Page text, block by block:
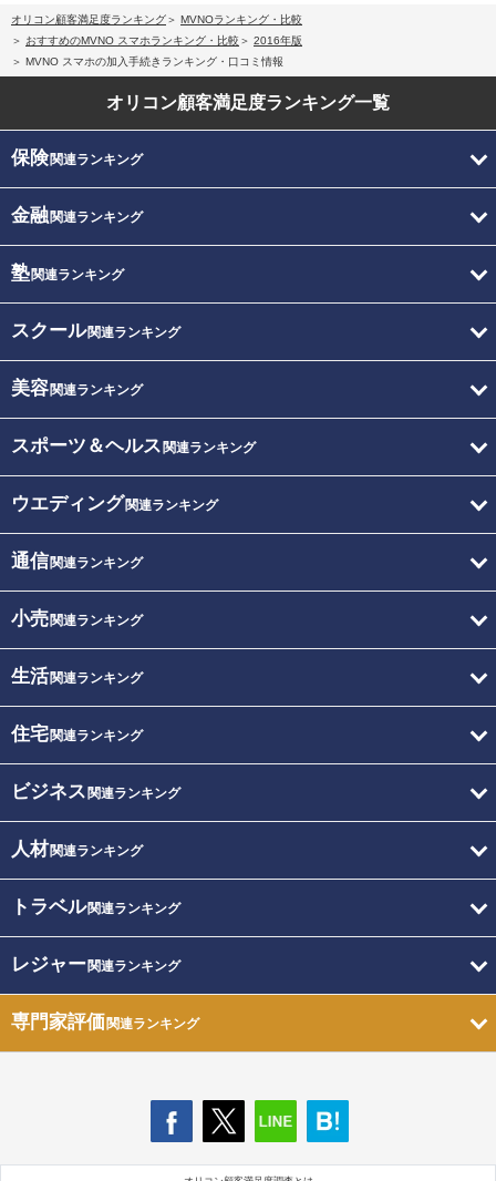
オリコン顧客満足度ランキング
MVNOランキング・比較
おすすめのMVNO スマホランキング・比較
2016年版
MVNO スマホの加入手続きランキング・口コミ情報
オリコン顧客満足度ランキング一覧
保険関連ランキング
金融関連ランキング
塾関連ランキング
スクール関連ランキング
美容関連ランキング
スポーツ＆ヘルス 関連ランキング
ウエディング関連ランキング
通信関連ランキング
小売関連ランキング
生活関連ランキング
住宅関連ランキング
ビジネス 関連ランキング
人材関連ランキング
トラベル関連ランキング
レジャー関連ランキング
専門家評価関連ランキング